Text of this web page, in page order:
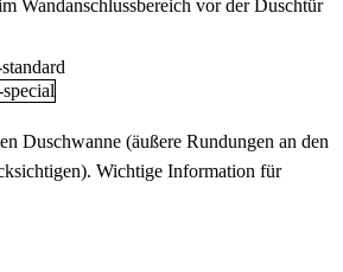
Wandanschlussbereich vor der Duschtür
Duschwanne (äußere Rundungen an den
Wichtige Information für